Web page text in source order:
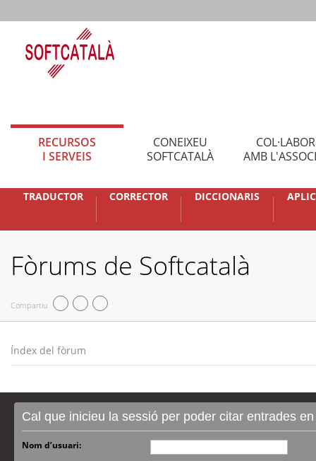
RECURSOS
I SERVEIS
CONEIXEU
SOFTCATALÀ
AMB
TRADUCTOR CORRECTOR DICCIONARIS
Fòrums de Softcatalà
Compartiu
Índex del fòrum
Cal que inicieu la sessió per poder citar entrades
Nom d’usuari: